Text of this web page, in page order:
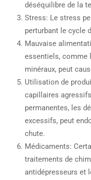
déséquilibre de la
Stress: Le stress
perturbant le cycle
Mauvaise
essentiels, comme
minéraux, peut
Utilisation de
capillaires
permanentes, les
excessifs, peut
chute.
Médicaments:
traitements de
antidépresseurs et